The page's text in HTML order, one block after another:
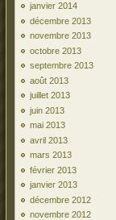
janvier 2014
décembre 2013
novembre 2013
octobre 2013
septembre 2013
août 2013
juillet 2013
juin 2013
mai 2013
avril 2013
mars 2013
février 2013
janvier 2013
décembre 2012
novembre 2012